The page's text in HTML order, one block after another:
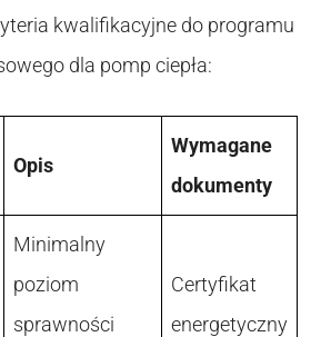
kwalifikacyjne do programu
dla pomp ciepła:
Opis
Wymagane
dokumenty
Minimalny
poziom
sprawności
Certyfikat
energetyczny